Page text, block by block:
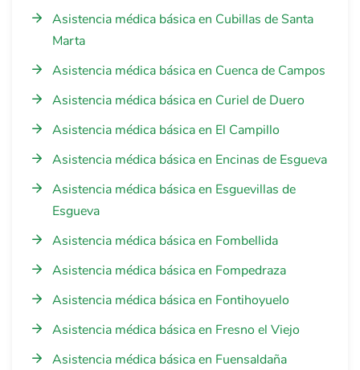
Asistencia médica básica en Cubillas de Santa
Marta
Asistencia médica básica en Cuenca de Campos
Asistencia médica básica en Curiel de Duero
Asistencia médica básica en El Campillo
Asistencia médica básica en Encinas de Esgueva
Asistencia médica básica en Esguevillas de
Esgueva
Asistencia médica básica en Fombellida
Asistencia médica básica en Fompedraza
Asistencia médica básica en Fontihoyuelo
Asistencia médica básica en Fresno el Viejo
Asistencia médica básica en Fuensaldaña